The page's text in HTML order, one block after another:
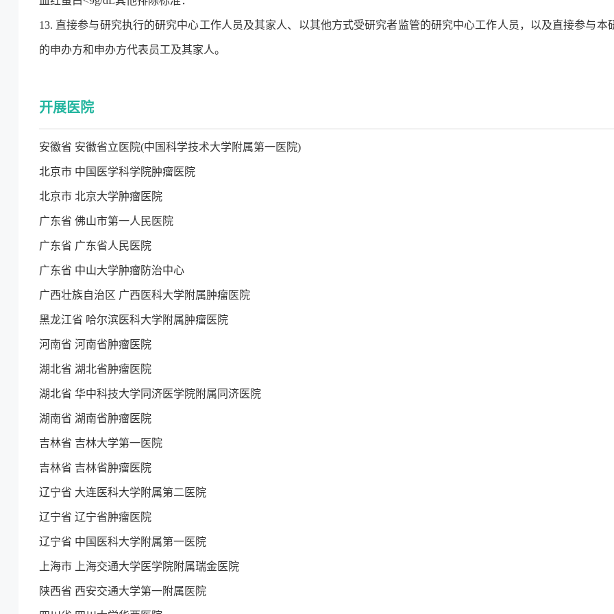
13. 直接参与研究执行的研究中心工作人员及其家人、以其他方式受研究者监管的研究中心工作人员，以及直接参与本
的申办方和申办方代表员工及其家人。
开展医院
安徽省 安徽省立医院(中国科学技术大学附属第一医院)
北京市 中国医学科学院肿瘤医院
北京市 北京大学肿瘤医院
广东省 佛山市第一人民医院
广东省 广东省人民医院
广东省 中山大学肿瘤防治中心
广西壮族自治区 广西医科大学附属肿瘤医院
黑龙江省 哈尔滨医科大学附属肿瘤医院
河南省 河南省肿瘤医院
湖北省 湖北省肿瘤医院
湖北省 华中科技大学同济医学院附属同济医院
湖南省 湖南省肿瘤医院
吉林省 吉林大学第一医院
吉林省 吉林省肿瘤医院
辽宁省 大连医科大学附属第二医院
辽宁省 辽宁省肿瘤医院
辽宁省 中国医科大学附属第一医院
上海市 上海交通大学医学院附属瑞金医院
陕西省 西安交通大学第一附属医院